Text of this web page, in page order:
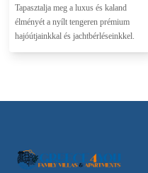
Tapasztalja meg a luxus és kaland
élményét a nyílt tengeren prémium
hajóútjainkkal és jachtbérléseinkkel.